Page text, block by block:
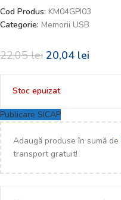
Cod Produs: KM04GPI03
Categorie: Memorii USB
22,05lei 20,04 lei
Stoc epuizat
Publicare SICAP
Adaugă produse în sumă de
transport gratuit!